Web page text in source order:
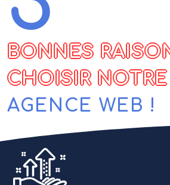
BONNES
CHOISIR NOTRE
AGENCE WEB !